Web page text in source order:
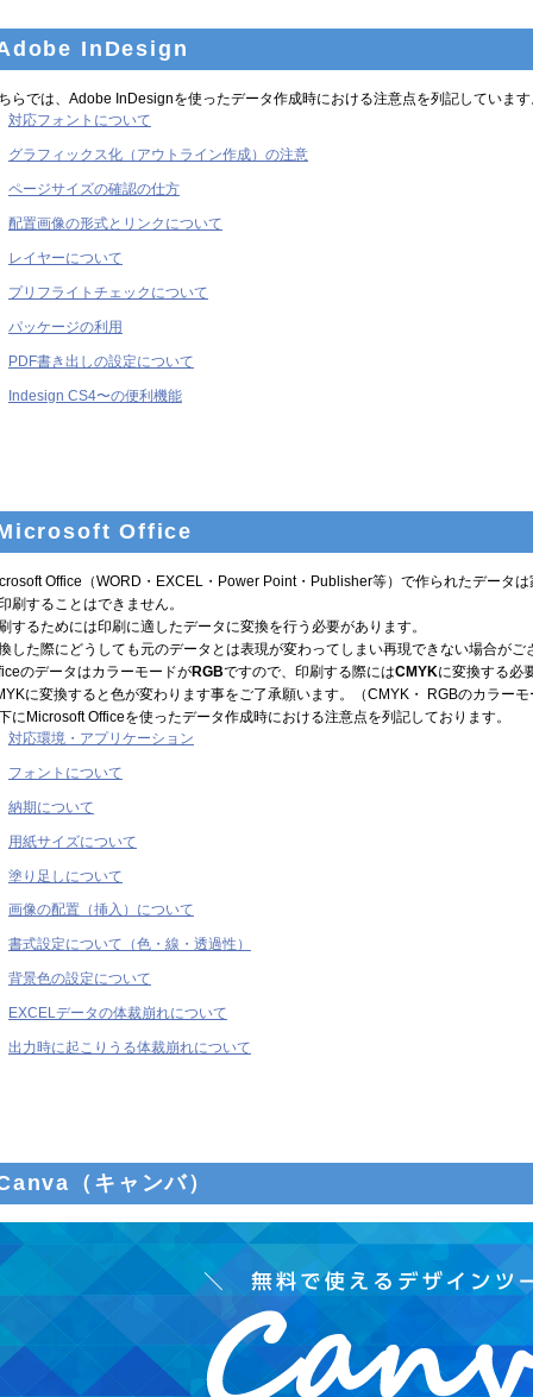
InDesign
らでは、Adobe InDesignを使ったデータ作成時における注意点を列記しています
対応フォントについて
グラフィックス化（アウトライン作成）の注意
ページサイズの確認の仕方
配置画像の形式とリンクについて
レイヤーについて
プリフライトチェックについて
パッケージの利用
PDF書き出しの設定について
Indesign CS4〜の便利機能
Office
Office（WORD・EXCEL・Power Point・Publisher等）で作られたデータ
刷することはできません。
するためには印刷に適したデータに変換を行う必要があります。
した際にどうしても元のデータとは表現が変わってしまい再現できない場合がご
のデータはカラーモードがRGBですので、印刷する際にはCMYKに変換する必
に変換すると色が変わります事をご了承願います。（CMYK・ RGBのカラー
にMicrosoft Officeを使ったデータ作成時における注意点を列記しております。
対応環境・アプリケーション
フォントについて
納期について
用紙サイズについて
塗り足しについて
画像の配置（挿入）について
書式設定について（色・線・透過性）
背景色の設定について
EXCELデータの体裁崩れについて
出力時に起こりうる体裁崩れについて
（キャンバ）